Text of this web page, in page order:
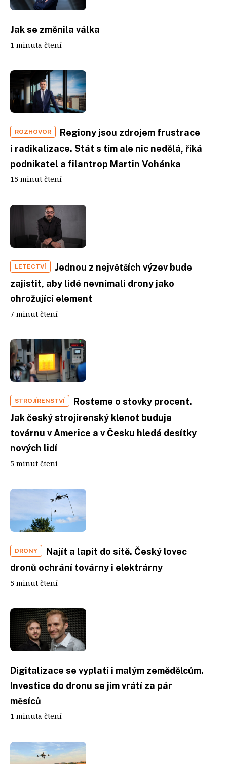
Jak se změnila válka
1 minuta čtení
ROZHOVOR
Regiony jsou zdrojem frustrace
i radikalizace. Stát s tím ale nic nedělá, říká
podnikatel a filantrop Martin Vohánka
15 minut čtení
LETECTVÍ
Jednou z největších výzev bude
zajistit, aby lidé nevnímali drony jako
ohrožující element
7 minut čtení
STROJÍRENSTVÍ
Rosteme o stovky procent.
Jak český strojírenský klenot buduje
továrnu v Americe a v Česku hledá desítky
nových lidí
5 minut čtení
DRONY
Najít a lapit do sítě. Český lovec
dronů ochrání továrny i elektrárny
5 minut čtení
Digitalizace se vyplatí i malým zemědělcům.
Investice do dronu se jim vrátí za pár
měsíců
1 minuta čtení